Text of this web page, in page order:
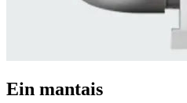
Ein mantais